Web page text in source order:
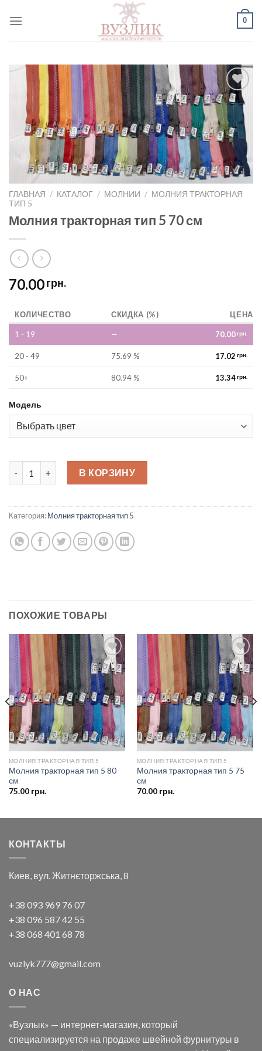
0
Добавить
в список
желаний
ГЛАВНАЯ / КАТАЛОГ / МОЛНИИ / МОЛНИЯ ТРАКТОРНАЯ
ТИП 5
Молния тракторная тип 5 70 см
70.00грн.
КОЛИЧЕСТВО СКИДКА (%) ЦЕНА
1 - 19 — 70.00грн.
20 - 49 75.69 % 17.02 грн.
50+ 80.94 % 13.34грн.
Модель
Молния тракторная тип 5 70 см quantity
В КОРЗИНУ
Категория:Молния тракторная тип 5
ПОХОЖИЕ ТОВАРЫ
Добавить
в список
желаний
МОЛНИЯ ТРАКТОРНАЯ ТИП 5
Молния тракторная тип 5 80
см
75.00грн.
Добавить
в список
желаний
МОЛНИЯ ТРАКТОРНАЯ ТИП 5
Молния тракторная тип 5 75
см
70.00грн.
КОНТАКТЫ
Киев, вул. Житнєторжська, 8
+38 093 969 76 07
+38 096 587 42 55
+38 068 401 68 78
vuzlyk777@gmail.com
О НАС
«Вузлык» — интернет-магазин, который
специализируется на продаже швейной фурнитуры в